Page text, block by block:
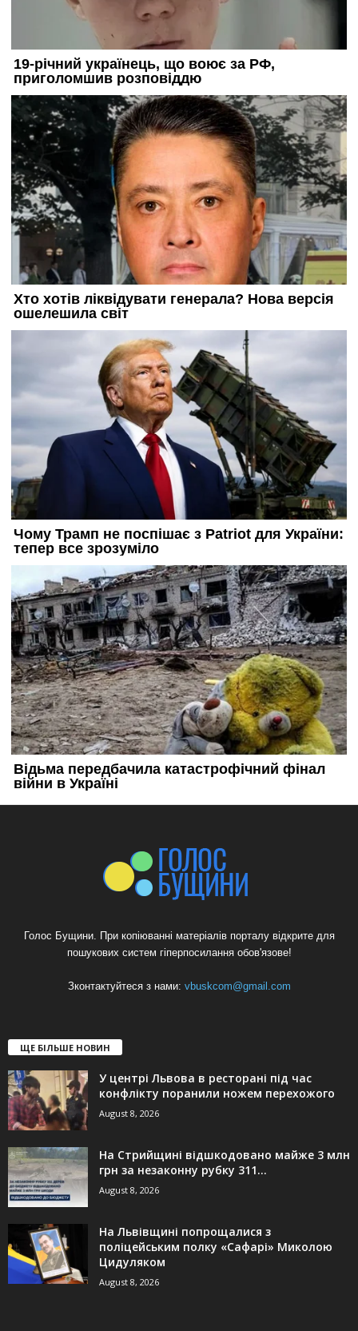
Голос Бущини. При копіюванні матеріалів порталу відкрите для
пошукових систем гіперпосилання обов'язове!
Зконтактуйтеся з нами: vbuskcom@gmail.com
ЩЕ БІЛЬШЕ НОВИН
У центрі Львова в ресторані під час
конфлікту поранили ножем перехожого
August 8, 2026
На Стрийщині відшкодовано майже 3 млн
грн за незаконну рубку 311...
August 8, 2026
На Львівщині попрощалися з
поліцейським полку «Сафарі» Миколою
Цидуляком
August 8, 2026